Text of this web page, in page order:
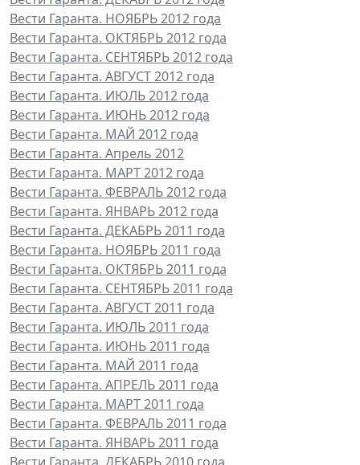
Вести Гаранта. НОЯБРЬ 2012 года
Вести Гаранта. ОКТЯБРЬ 2012 года
Вести Гаранта. СЕНТЯБРЬ 2012 года
Вести Гаранта. АВГУСТ 2012 года
Вести Гаранта. ИЮЛЬ 2012 года
Вести Гаранта. ИЮНЬ 2012 года
Вести Гаранта. МАЙ 2012 года
Вести Гаранта. Апрель 2012
Вести Гаранта. МАРТ 2012 года
Вести Гаранта. ФЕВРАЛЬ 2012 года
Вести Гаранта. ЯНВАРЬ 2012 года
Вести Гаранта. ДЕКАБРЬ 2011 года
Вести Гаранта. НОЯБРЬ 2011 года
Вести Гаранта. ОКТЯБРЬ 2011 года
Вести Гаранта. СЕНТЯБРЬ 2011 года
Вести Гаранта. АВГУСТ 2011 года
Вести Гаранта. ИЮЛЬ 2011 года
Вести Гаранта. ИЮНЬ 2011 года
Вести Гаранта. МАЙ 2011 года
Вести Гаранта. АПРЕЛЬ 2011 года
Вести Гаранта. МАРТ 2011 года
Вести Гаранта. ФЕВРАЛЬ 2011 года
Вести Гаранта. ЯНВАРЬ 2011 года